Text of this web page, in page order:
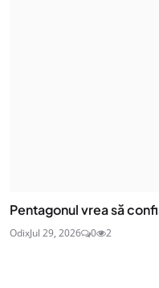
Pentagonul vrea să
OdixJul 29, 2026 0 2